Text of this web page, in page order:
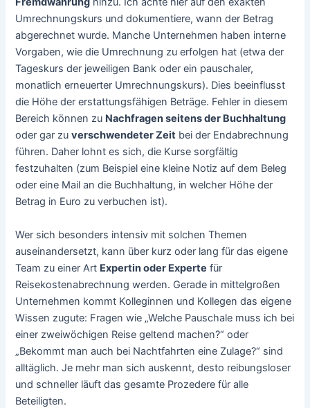
Umrechnungskurs und dokumentiere, wann der Betrag
abgerechnet wurde. Manche Unternehmen haben interne
Vorgaben, wie die Umrechnung zu erfolgen hat (etwa der
Tageskurs der jeweiligen Bank oder ein pauschaler,
monatlich erneuerter Umrechnungskurs). Dies beeinflusst
die Höhe der erstattungsfähigen Beträge. Fehler in diesem
Bereich können zu Nachfragen seitens der Buchhaltung
oder gar zuverschwendeter Zeit bei der Endabrechnung
führen. Daher lohnt es sich, die Kurse sorgfältig
festzuhalten (zum Beispiel eine kleine Notiz auf dem Beleg
oder eine Mail an die Buchhaltung, in welcher Höhe der
Betrag in Euro zu verbuchen ist).
Wer sich besonders intensiv mit solchen Themen
auseinandersetzt, kann über kurz oder lang für das eigene
Team zu einer Art Expertin oder Experte für
Reisekostenabrechnung werden. Gerade in mittelgroßen
Unternehmen kommt Kolleginnen und Kollegen das eigene
Wissen zugute: Fragen wie „Welche Pauschale muss ich bei
einer zweiwöchigen Reise geltend machen?“ oder
„Bekommt man auch bei Nachtfahrten eine Zulage?“ sind
alltäglich. Je mehr man sich auskennt, desto reibungsloser
und schneller läuft das gesamte Prozedere für alle
Beteiligten.